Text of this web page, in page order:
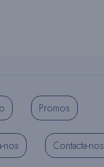
Promos
nos Contacta-nos